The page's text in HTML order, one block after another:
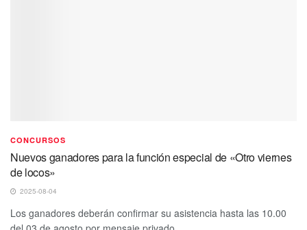
CONCURSOS
Nuevos ganadores para la función especial de «Otro viernes
de locos»
2025-08-04
Los ganadores deberán confirmar su asistencia hasta las 10.00